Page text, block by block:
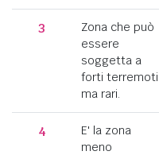
3
Zona che può
essere
soggetta a
forti terremoti
ma rari.
4
E' la zona
meno